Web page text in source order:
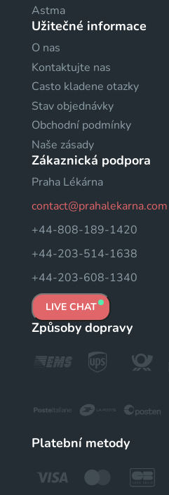
Astma
Užitečné informace
O nas
Kontaktujte nas
Casto kladene otazky
Stav objednávky
Obchodní podmínky
Naše zásady
Zákaznická podpora
Praha Lékárna
contact@prahalekarna.com
+44-808-189-1420
+44-203-514-1638
+44-203-608-1340
LIVE CHAT
Způsoby dopravy
Platební metody